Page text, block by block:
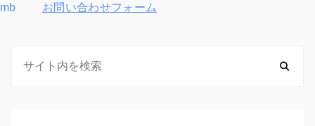
ナ
mb
お問い合わせフォーム